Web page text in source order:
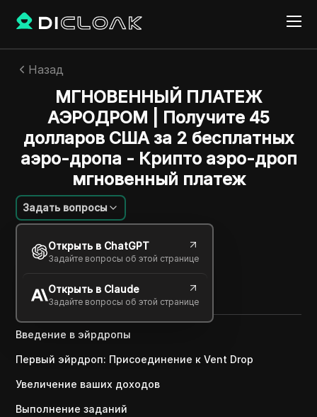
Назад
МГНОВЕННЫЙ ПЛАТЕЖ
АЭРОДРОМ | Получите 45
долларов США за 2 бесплатных
аэро-дропа - Крипто аэро-дроп
мгновенный платеж
Задать вопросы
Открыть в ChatGPT
Задайте вопросы об этой странице
Открыть в Claude
Задайте вопросы об этой странице
Екатерина Иванова
17 дек. 2024 2 минут
Copy Link
Введение в эйрдропы
Первый эйрдроп: Присоединение к Vent Drop
Увеличение ваших доходов
Выполнение заданий